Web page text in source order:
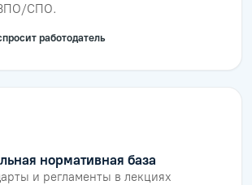
СПО.
работодатель
нормативная база
и регламенты в лекциях